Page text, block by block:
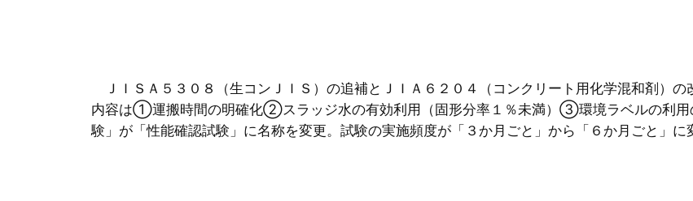
ＪＩＳＡ５３０８（生コンＪＩＳ）の追補とＪＩＡ６２０４（コンクリート用化学混和剤）
内容は①運搬時間の明確化②スラッジ水の有効利用（固形分率１％未満）③環境ラベルの利用
験」が「性能確認試験」に名称を変更。試験の実施頻度が「３か月ごと」から「６か月ごと」に